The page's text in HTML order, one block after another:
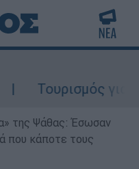
για Ολους
της Ψάθας: Έσωσαν
που κάποτε τους